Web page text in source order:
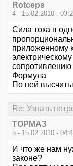
Rotceps
4 - 15.02.2010 -
Сила тока в
приложенному
электрическому
сопротивлению
Формула
По ней
Re: Узнать
ТОРМАЗ
5 - 15.02.2010 -
И что же нам
законе?